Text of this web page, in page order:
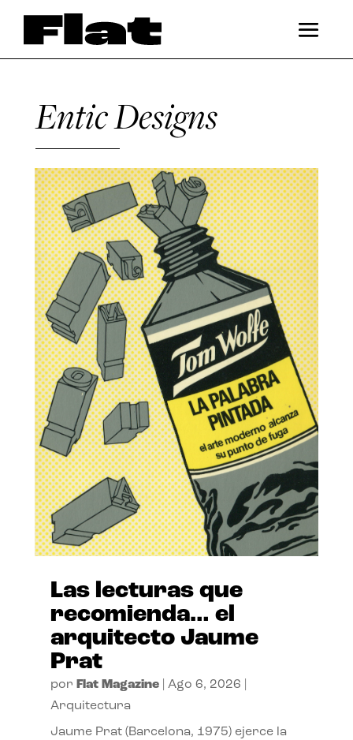
Entic Designs
Las lecturas que
recomienda… el
arquitecto Jaume
Prat
por Flat Magazine| Ago 6, 2026
Arquitectura
Jaume Prat (Barcelona, 1975) ejerce la